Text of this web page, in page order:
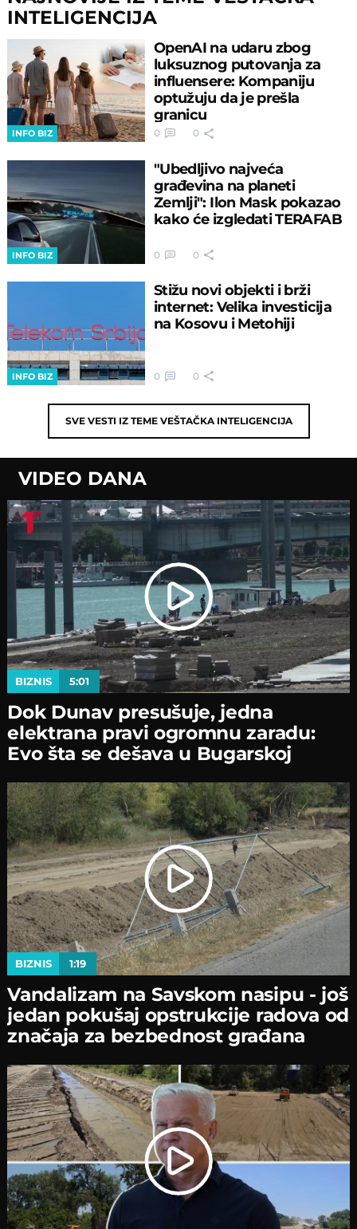
INTELIGENCIJA
INFO BIZ
OpenAI na udaru zbog
luksuznog putovanja za
influensere: Kompaniju
optužuju da je prešla
granicu
0 0
INFO BIZ
"Ubedljivo najveća
građevina na planeti
Zemlji": Ilon Mask pokazao
kako će izgledati TERAFAB
0 0
INFO BIZ
Stižu novi objekti i brži
internet: Velika investicija
na Kosovu i Metohiji
0 0
SVE VESTI IZ TEME VEŠTAČKA INTELIGENCIJA
VIDEO DANA
BIZNIS 5:01
Dok Dunav presušuje, jedna
elektrana pravi ogromnu zaradu:
Evo šta se dešava u Bugarskoj
BIZNIS 1:19
Vandalizam na Savskom nasipu - јoš
јedan pokušaј opstrukciјe radova od
značaјa za bezbednost građana